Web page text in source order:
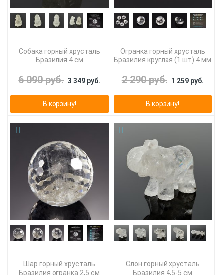
Собака горный хрусталь
Бразилия 4 см
6 090 руб. 3 349 руб.
В корзину!
Огранка горный хрусталь
Бразилия круглая (1 шт) 4 мм
2 290 руб. 1 259 руб.
В корзину!
Шар горный хрусталь
Бразилия огранка 2,5 см
Слон горный хрусталь
Бразилия 4,5-5 см